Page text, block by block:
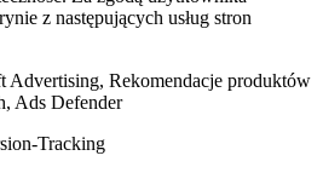
z następujących usług stron
Advertising, Rekomendacje produktów
Ads Defender
Tracking